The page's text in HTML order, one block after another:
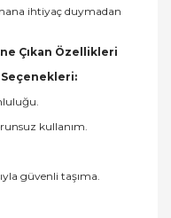
ihtiyaç duymadan
Çıkan Özellikleri
Seçenekleri:
kullanım.
güvenli taşıma.